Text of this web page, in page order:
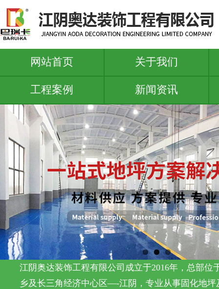
网站首页 关于我们
工程案例 新闻资讯
江阴奥达装饰工程有限公司成立于2016年，总部位
乡及长三角经济中心区—-江阴，专业从事固化地坪